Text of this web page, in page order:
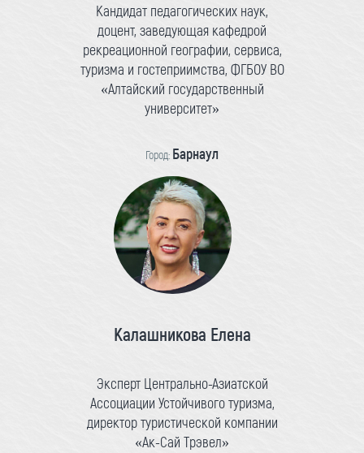
Кандидат педагогических наук,
доцент, заведующая кафедрой
рекреационной географии, сервиса,
туризма и гостеприимства, ФГБОУ ВО
«Алтайский государственный
университет»
Город: Барнаул
Калашникова Елена
Эксперт Центрально-Азиатской
Ассоциации Устойчивого туризма,
директор туристической компании
«Ак-Сай Трэвел»